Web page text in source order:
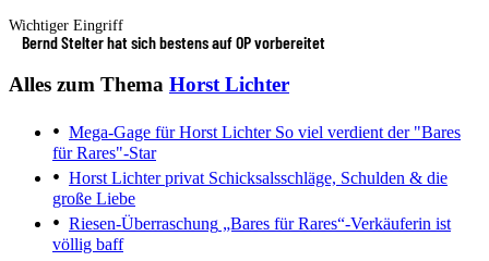
Wichtiger Eingriff
Bernd Stelter hat sich bestens auf OP vorbereitet
Alles zum Thema Horst Lichter
Mega-Gage für Horst LichterSo viel verdient der "Bares
für Rares"-Star
Horst Lichter privat Schicksalsschläge, Schulden & die
große Liebe
Riesen-Überraschung „Bares für Rares“-Verkäuferin ist
völlig baff